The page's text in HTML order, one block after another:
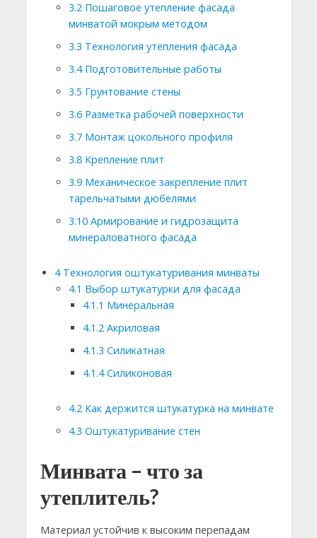
3.2Пошаговое утепление фасада
минватой мокрым методом
3.3 Технология утепления фасада
3.4Подготовительные работы
3.5 Грунтование стены
3.6Разметка рабочей поверхности
3.7Монтаж цокольного профиля
3.8Крепление плит
3.9Механическое закрепление плит
тарельчатыми дюбелями
3.10Армирование и гидрозащита
минераловатного фасада
4Технология оштукатуривания минваты
4.1 Выбор штукатурки для фасада
4.1.1 Минеральная
4.1.2 Акриловая
4.1.3 Силикатная
4.1.4Силиконовая
4.2 Как держится штукатурка на минвате
4.3 Оштукатуривание стен
Минвата – что за
утеплитель?
Материал устойчив к высоким перепадам